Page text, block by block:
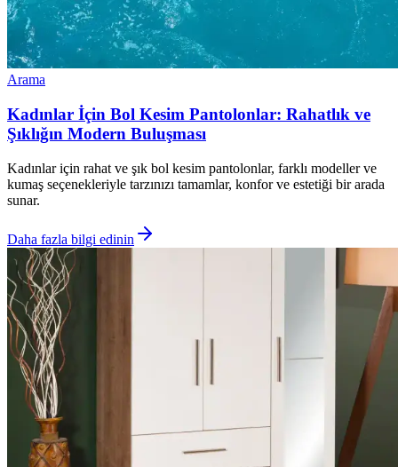
Arama
Kadınlar İçin Bol Kesim Pantolonlar: Rahatlık ve
Şıklığın Modern Buluşması
Kadınlar için rahat ve şık bol kesim pantolonlar, farklı modeller ve
kumaş seçenekleriyle tarzınızı tamamlar, konfor ve estetiği bir arada
sunar.
Daha fazla bilgi edinin